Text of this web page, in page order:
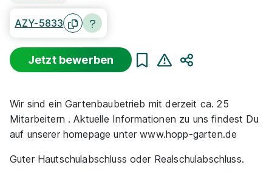
AZY-5833
Jetzt bewerben
Wir sind ein Gartenbaubetrieb mit derzeit ca. 25
Mitarbeitern . Aktuelle Informationen zu uns findest Du
auf unserer homepage unter www.hopp-garten.de
Guter Hautschulabschluss oder Realschulabschluss.